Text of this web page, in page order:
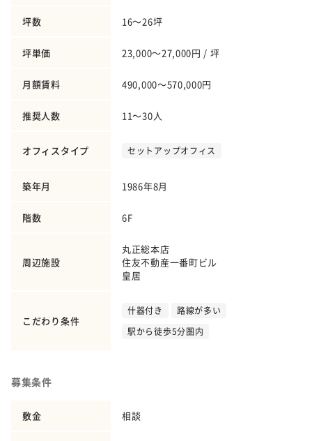
坪数 16～26坪
坪単価 23,000～27,000円 / 坪
月額賃料 490,000～570,000円
推奨人数 11～30人
オフィスタイプ セットアップオフィス
築年月 1986年8月
階数 6F
周辺施設
丸正総本店
住友不動産一番町ビル
皇居
こだわり条件
什器付き
路線が多い
駅から徒歩5分圏内
募集条件
敷金 相談